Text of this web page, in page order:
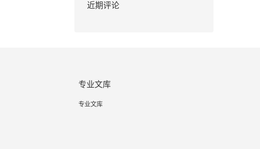
近期评论
专业文库
专业文库